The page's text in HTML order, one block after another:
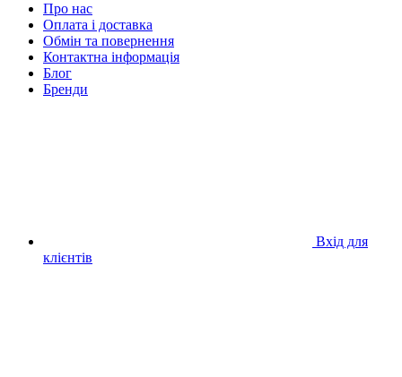
Про нас
Оплата і доставка
Обмін та повернення
Контактна інформація
Блог
Бренди
Вхід для
клієнтів